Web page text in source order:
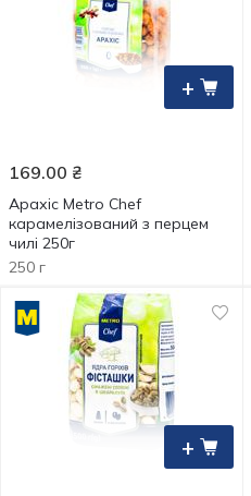
+
169.00 ₴
Арахіс Metro Chef
карамелізований з перцем
чилі 250г
250 г
+